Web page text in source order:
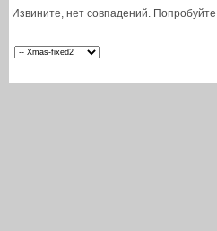
Извините, нет совпадений.